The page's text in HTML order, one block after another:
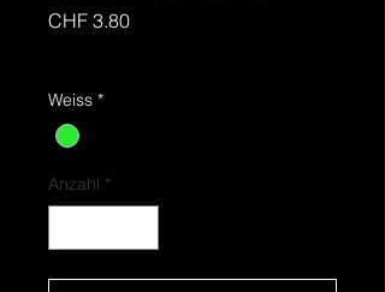
CHF 3.80Preis
Weiss *
Anzahl *